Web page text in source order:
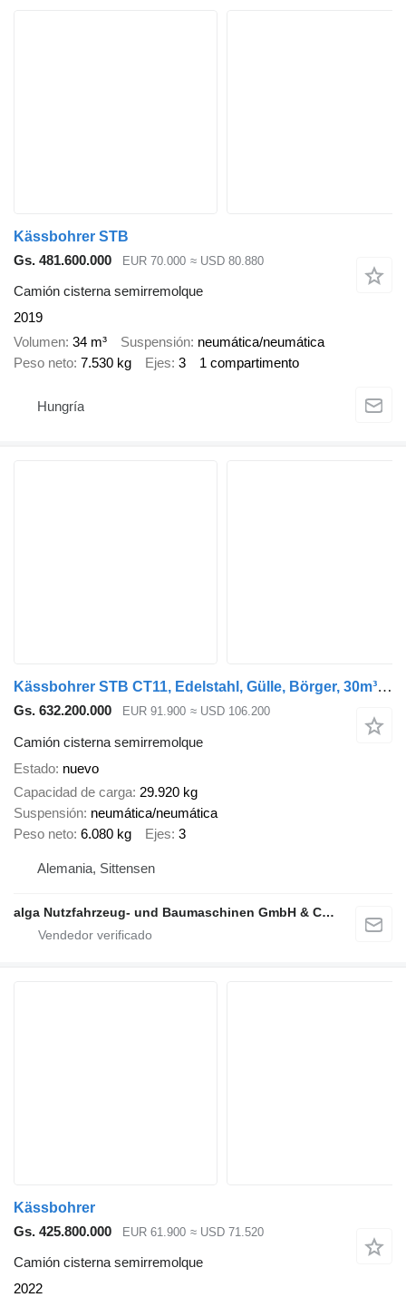
Kässbohrer STB
Gs. 481.600.000
EUR 70.000 ≈ USD 80.880
Camión cisterna semirremolque
2019
Volumen 34 m³ Suspensión neumática/neumática
Peso neto 7.530 kg Ejes 3 1 compartimento
Hungría
Kässbohrer STB CT11, Edelstahl, Gülle, Börger, 30m³, Lift
Gs. 632.200.000 EUR 91.900 ≈ USD 106.200
Camión cisterna semirremolque
Estado nuevo
Capacidad de carga 29.920 kg
Suspensión neumática/neumática
Peso neto 6.080 kg Ejes 3
Alemania, Sittensen
alga Nutzfahrzeug- und Baumaschinen GmbH & Co. KG
Kässbohrer
Gs. 425.800.000
EUR 61.900 ≈ USD 71.520
Camión cisterna semirremolque
2022